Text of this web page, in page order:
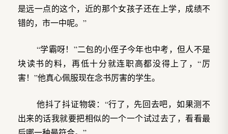
是远一点的这个，近的那个女孩子还在上学，成绩不
错的，市一中呢。”
“学霸呀！”二包的小侄子今年也中考，但人不是
块读书的料，再低十分就连职高都没得上了，“厉
害！”他真心佩服现在念书厉害的学生。
他抖了抖证物袋：“行了，先回去吧，如果测不
出来的话我就要把相似的一个一个试过去了，看看最